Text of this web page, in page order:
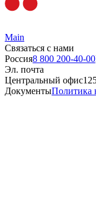
Main
Связаться с нами
Россия8 800 200-40-00
Эл. почта
Центральный офис
ДокументыПолитика